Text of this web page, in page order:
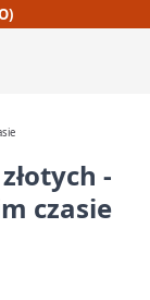
-
czasie